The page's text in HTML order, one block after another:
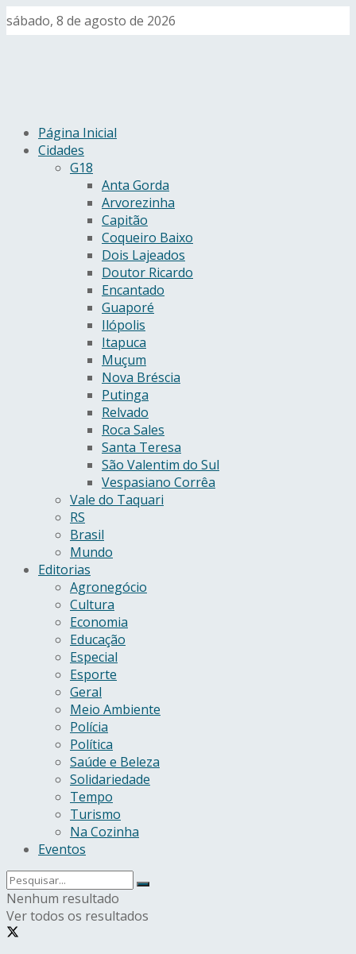
sábado, 8 de agosto de 2026
Página Inicial
Cidades
G18
Anta Gorda
Arvorezinha
Capitão
Coqueiro Baixo
Dois Lajeados
Doutor Ricardo
Encantado
Guaporé
Ilópolis
Itapuca
Muçum
Nova Bréscia
Putinga
Relvado
Roca Sales
Santa Teresa
São Valentim do Sul
Vespasiano Corrêa
Vale do Taquari
RS
Brasil
Mundo
Editorias
Agronegócio
Cultura
Economia
Educação
Especial
Esporte
Geral
Meio Ambiente
Polícia
Política
Saúde e Beleza
Solidariedade
Tempo
Turismo
Na Cozinha
Eventos
Nenhum resultado
Ver todos os resultados